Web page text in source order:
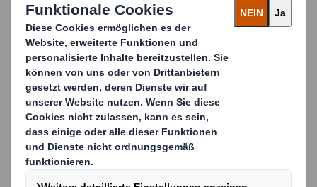
Da wir zur DS Smith Group, einem führenden
Anbieter von nachhaltigen Verpackungslösungen,
gehören, schließen wir den Recycling-Kreislauf,
indem wir Papier und Pappe von unseren Kunden
erneut in unsere Fertigungsprozesse einfließen
lassen. Innerhalb von 14 Tagen verwandeln wir so
einen gebrauchten Karton wieder in einen neuen
Karton.
Zero Waste (abfallfrei)